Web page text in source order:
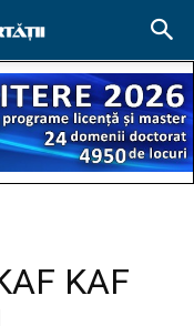
KAF